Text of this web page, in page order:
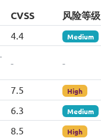
CVSS 风险等级
4.4 Medium
- -
7.5 High
6.3 Medium
8.5 High